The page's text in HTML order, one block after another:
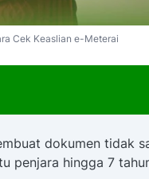
Cek Keaslian e-Meterai
dokumen tidak
penjara hingga 7